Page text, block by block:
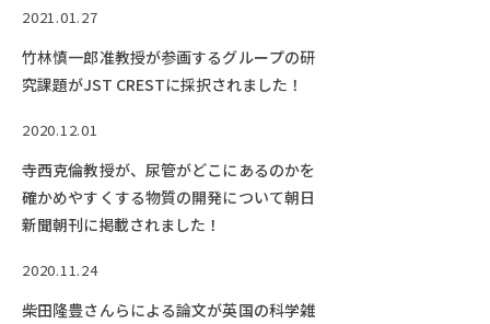
2021.01.27
竹林慎一郎准教授が参画するグループの研
究課題がJST CRESTに採択されました！
2020.12.01
寺西克倫教授が、尿管がどこにあるのかを
確かめやすくする物質の開発について朝日
新聞朝刊に掲載されました！
2020.11.24
柴田隆豊さんらによる論文が英国の科学雑